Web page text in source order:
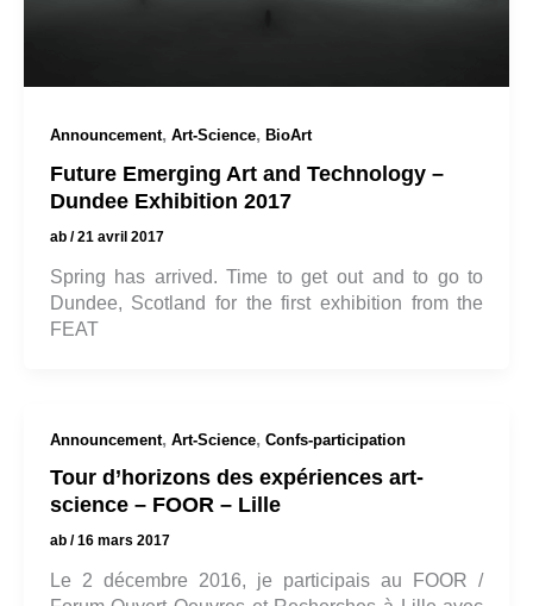
Announcement, Art-Science, BioArt
Future Emerging Art and Technology –
Dundee Exhibition 2017
ab /21 avril 2017
Spring has arrived. Time to get out and to go to
Dundee, Scotland for the first exhibition from the
FEAT
Announcement, Art-Science, Confs-participation
Tour d’horizons des expériences art-
science – FOOR – Lille
ab /16 mars 2017
Le 2 décembre 2016, je participais au FOOR /